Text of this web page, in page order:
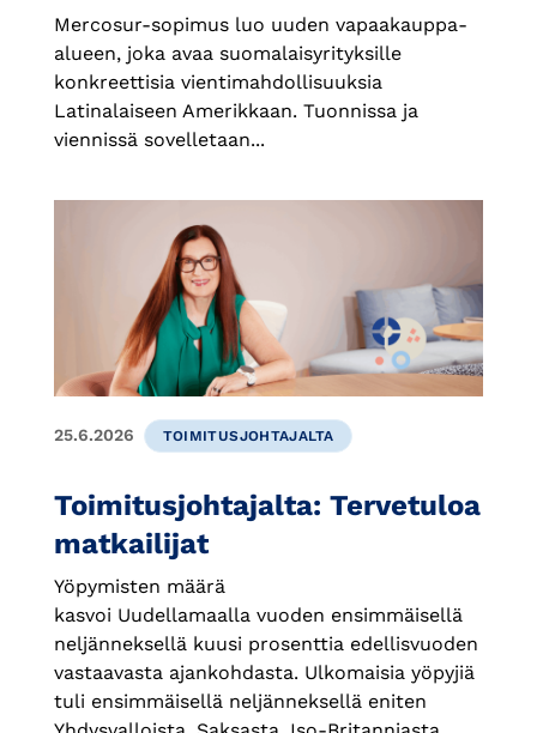
Mercosur-sopimus luo uuden vapaakauppa-
alueen, joka avaa suomalaisyrityksille
konkreettisia vientimahdollisuuksia
Latinalaiseen Amerikkaan. Tuonnissa ja
viennissä sovelletaan...
25.6.2026 TOIMITUSJOHTAJALTA
Toimitusjohtajalta: Tervetuloa
matkailijat
Yöpymisten määrä
kasvoi Uudellamaalla vuoden ensimmäisellä
neljänneksellä kuusi prosenttia edellisvuoden
vastaavasta ajankohdasta. Ulkomaisia yöpyjiä
tuli ensimmäisellä neljänneksellä eniten